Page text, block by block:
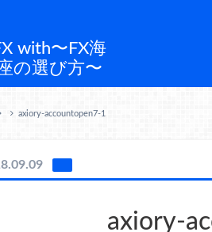
with〜FX海
の選び方〜
axiory-accountopen7-1
axiory-